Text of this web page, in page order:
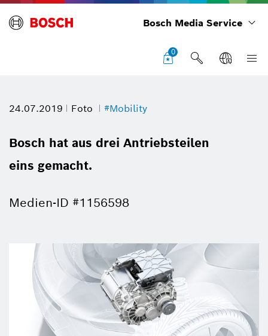
Bosch Media Service
0
24.07.2019 Foto #Mobility
Bosch hat aus drei Antriebsteilen
eins gemacht.
Medien-ID #1156598